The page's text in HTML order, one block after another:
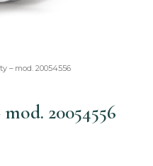
– mod. 20054556
20054556